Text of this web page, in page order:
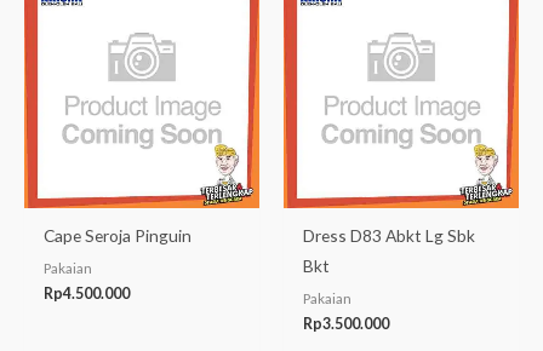
Cape Seroja Pinguin
Pakaian
Rp4.500.000
Dress D83 Abkt Lg Sbk
Bkt
Pakaian
Rp3.500.000